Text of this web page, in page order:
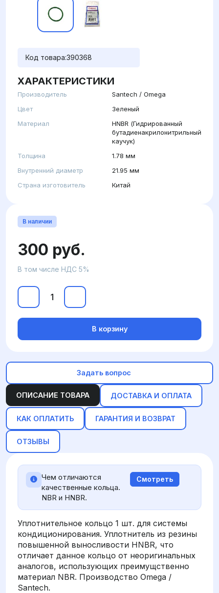
Код товара:390368
ХАРАКТЕРИСТИКИ
Производитель
Santech / Omega
Цвет
Зеленый
Материал
HNBR (Гидрированный
бутадиенакрилонитрильный
каучук)
Толщина
1.78 мм
Внутренний диаметр
21.95 мм
Страна изготовитель
Китай
ОПИСАНИЕ ТОВАРА ДОСТАВКА И ОПЛАТА
КАК ОПЛАТИТЬ ГАРАНТИЯ И ВОЗВРАТ
ОТЗЫВЫ
Чем отличаются
качественные кольца.
NBR и HNBR.
Смотреть
Уплотнительное кольцо 1 шт. для системы
кондиционирования. Уплотнитель из резины
повышенной выносливости HNBR, что
отличает данное кольцо от неоригинальных
аналогов, использующих преимущственно
материал NBR. Производство Omega /
Santech.
В наличии
300 руб.
В том числе НДС 5%
В корзину
Задать вопрос